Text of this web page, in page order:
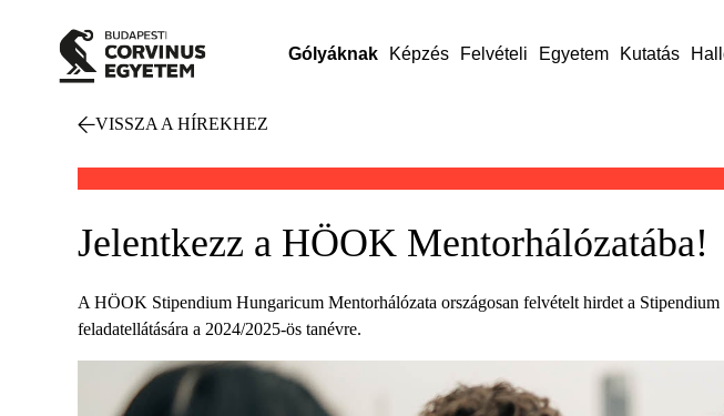
Gólyáknak Képzés Felvételi Egyetem Kutatás
VISSZA A HÍREKHEZ
Jelentkezz a HÖOK Mentorhálózatába!
A HÖOK Stipendium Hungaricum Mentorhálózata országosan felvételt hirdet a
feladatellátására a 2024/2025-ös tanévre.